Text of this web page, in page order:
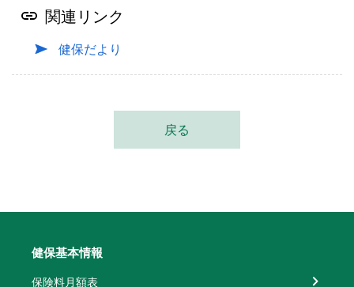
関連リンク
健保だより
戻る
健保基本情報
保険料月額表